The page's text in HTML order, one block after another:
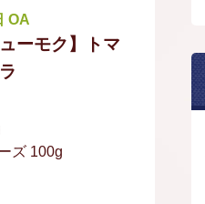
OA
ーモク】トマ
ズ 100g